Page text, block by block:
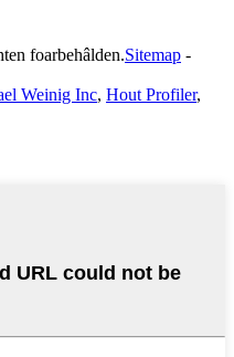
foarbehâlden.Sitemap -
Weinig Inc, Hout Profiler,